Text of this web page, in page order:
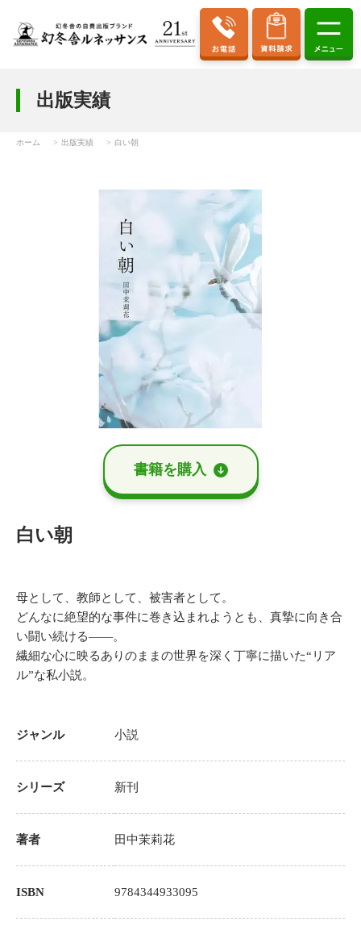
出版実績
ホーム 出版実績 白い朝
書籍を購⼊
白い朝
⺟として、教師として、被害者として。
どんなに絶望的な事件に巻き込まれようとも、真摯に向き合
い闘い続ける――。
繊細な⼼に映るありのままの世界を深く丁寧に描いた“リア
ル”な私⼩説。
ジャンル 小説
シリーズ 新刊
著者 田中茉莉花
ISBN 9784344933095